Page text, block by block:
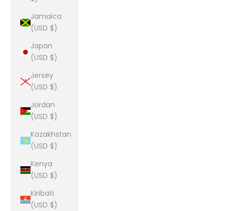
Jamaica
(USD $)
Japan
(USD $)
Jersey
(USD $)
Jordan
(USD $)
Kazakhstan
(USD $)
Kenya
(USD $)
Kiribati
(USD $)